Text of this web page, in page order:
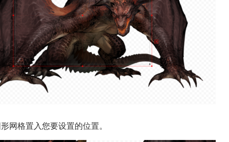
网格置入您要设置的位置。